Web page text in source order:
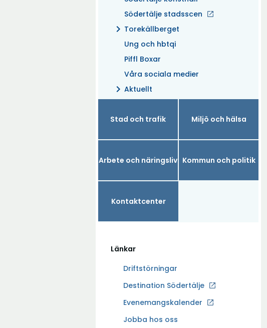
Södertälje stadsscen
chevron_right Torekällberget
Ung och hbtqi
Piffl Boxar
Våra sociala medier
chevron_right Aktuellt
Stad och trafik Miljö och hälsa
Arbete och näringsliv Kommun och politik
Kontaktcenter
Länkar
Driftstörningar
Destination Södertälje
Ö
p
n
Evenemangskalender
Jobba hos oss
Ö